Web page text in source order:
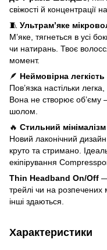
свіжості й концентрації
🧵 Ультрам’яке
М’яке, тягнеться в усі
чи натирань. Твоє
момент.
🪶 Неймовірна легкість
Пов’язка настільки
Вона не створює об’єму
шолом.
🔥 Стильний мінімалізм
Новий лаконічний
круто та стримано.
екіпірування
Thin Headband On/Off —
трейлі чи на
інші здаються.
Характеристики